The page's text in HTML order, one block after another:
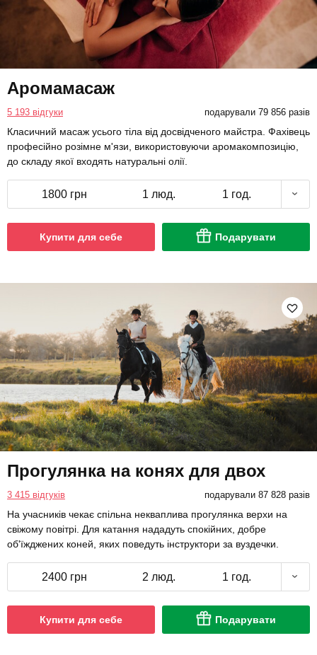
Аромамасаж
5 193 відгуки подарували 79 856 разів
Класичний масаж усього тіла від досвідченого майстра. Фахівець
професійно розімне м'язи, використовуючи аромакомпозицію,
до складу якої входять натуральні олії.
1800 грн 1 люд. 1 год.
Купити для себе Подарувати
Прогулянка на конях для двох
3 415 відгуків подарували 87 828 разів
На учасників чекає спільна некваплива прогулянка верхи на
свіжому повітрі. Для катання нададуть спокійних, добре
об'їжджених коней, яких поведуть інструктори за вуздечки.
2400 грн 2 люд. 1 год.
Купити для себе Подарувати